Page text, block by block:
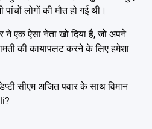
लोगों की मौत हो गई थी।
ने एक ऐसा नेता खो दिया है, जो अपने
की कायापलट करने के लिए हमेशा
सीएम अजित पवार के साथ विमान